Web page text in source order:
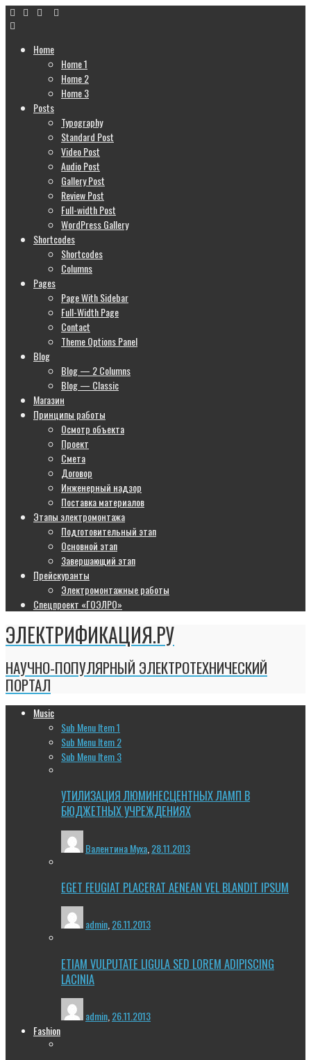
Home
Home 1
Home 2
Home 3
Posts
Typography
Standard Post
Video Post
Audio Post
Gallery Post
Review Post
Full-width Post
WordPress Gallery
Shortcodes
Shortcodes
Columns
Pages
Page With Sidebar
Full-Width Page
Contact
Theme Options Panel
Blog
Blog — 2 Columns
Blog — Classic
Магазин
Принципы работы
Осмотр объекта
Проект
Смета
Договор
Инженерный надзор
Поставка материалов
Этапы электромонтажа
Подготовительный этап
Основной этап
Завершающий этап
Прейскуранты
Электромонтажные работы
Спецпроект «ГОЭЛРО»
ЭЛЕКТРИФИКАЦИЯ.РУ
НАУЧНО-ПОПУЛЯРНЫЙ ЭЛЕКТРОТЕХНИЧЕСКИЙ
ПОРТАЛ
Music
Sub Menu Item 1
Sub Menu Item 2
Sub Menu Item 3
УТИЛИЗАЦИЯ ЛЮМИНЕСЦЕНТНЫХ ЛАМП В
БЮДЖЕТНЫХ УЧРЕЖДЕНИЯХ
Валентина Муха 28.11.2013
EGET FEUGIAT PLACERAT AENEAN VEL BLANDIT IPSUM
admin,26.11.2013
ETIAM VULPUTATE LIGULA SED LOREM ADIPISCING
LACINIA
admin 26.11.2013
Fashion